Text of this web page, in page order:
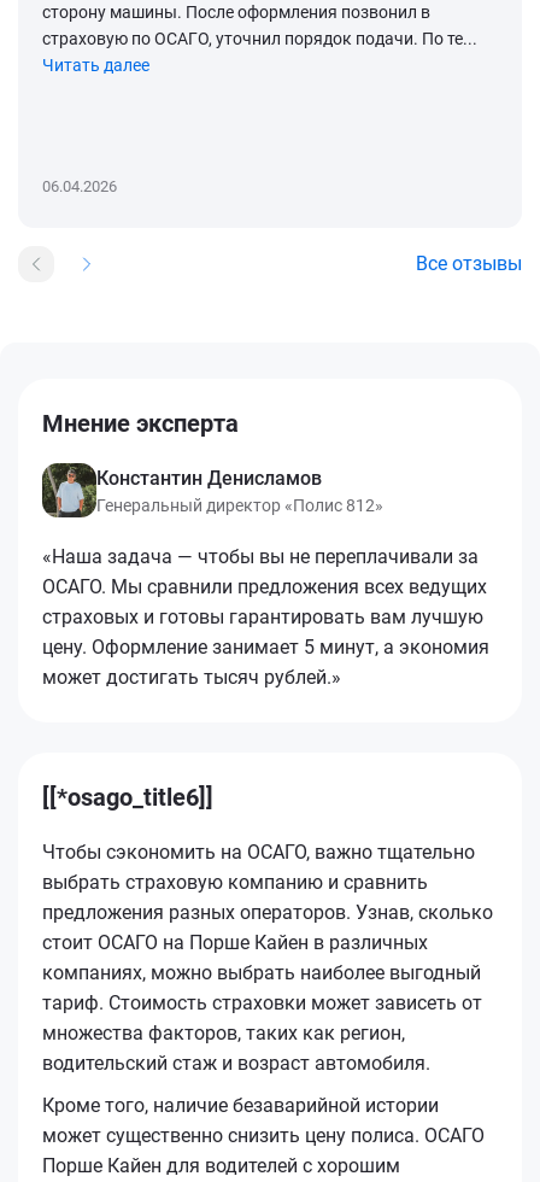
сторону машины. После оформления позвонил в
страховую по ОСАГО, уточнил порядок подачи. По те...
Читать далее
06.04.2026
Все отзывы
Мнение эксперта
Константин Денисламов
Генеральный директор «Полис 812»
«Наша задача — чтобы вы не переплачивали за
ОСАГО. Мы сравнили предложения всех ведущих
страховых и готовы гарантировать вам лучшую
цену. Оформление занимает 5 минут, а экономия
может достигать тысяч рублей.»
[[*osago_title6]]
Чтобы сэкономить на ОСАГО, важно тщательно
выбрать страховую компанию и сравнить
предложения разных операторов. Узнав, сколько
стоит ОСАГО на Порше Кайен в различных
компаниях, можно выбрать наиболее выгодный
тариф. Стоимость страховки может зависеть от
множества факторов, таких как регион,
водительский стаж и возраст автомобиля.
Кроме того, наличие безаварийной истории
может существенно снизить цену полиса. ОСАГО
Порше Кайен для водителей с хорошим